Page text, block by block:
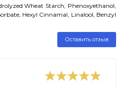
Wheat Starch, Phenoxyethanol,
Hexyl Cinnamal, Linalool, Benzyl
Оставить отзыв